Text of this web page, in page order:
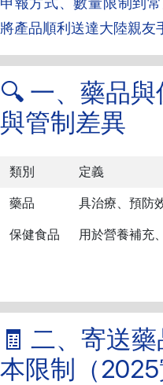
將產品順利送達大陸親友
🔍 一、藥品
與管制差異
類別 定義
藥品 具治療、預防
保健食品 用於營養補充
🧾 二、寄送
本限制（2025